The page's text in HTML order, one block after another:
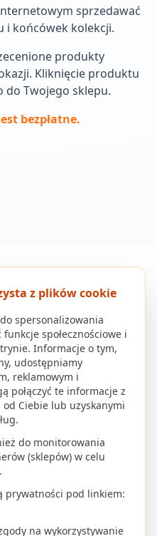
sprzedawać
i końcówek kolekcji.
produkty
Kliknięcie produktu
do Twojego sklepu.
bezpłatne.
Kontakt
o produktach, ich
w serwisie Rabito.pl były
automatycznie pobierane
ulegać zmianom
produktów i pełni wyłącznie
użytkownika do
o produkcie, jego
się zawsze na stronie
Rabito Sp. z o.o.
z plików cookie
spersonalizowania
społecznościowe i
Informacje o tym,
udostępniamy
reklamowym i
połączyć te informacje z
Ciebie lub uzyskanymi
do monitorowania
(sklepów) w celu
prywatności pod linkiem:
na wykorzystywanie